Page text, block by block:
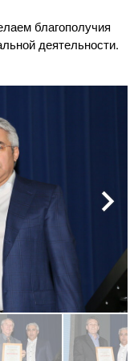
благополучия
деятельности.